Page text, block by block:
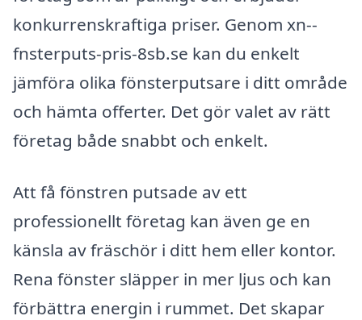
konkurrenskraftiga priser. Genom xn--
fnsterputs-pris-8sb.se kan du enkelt
jämföra olika fönsterputsare i ditt område
och hämta offerter. Det gör valet av rätt
företag både snabbt och enkelt.
Att få fönstren putsade av ett
professionellt företag kan även ge en
känsla av fräschör i ditt hem eller kontor.
Rena fönster släpper in mer ljus och kan
förbättra energin i rummet. Det skapar